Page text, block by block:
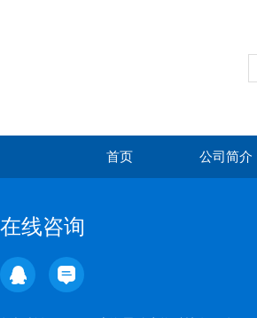
首页 公司简介
在线咨询